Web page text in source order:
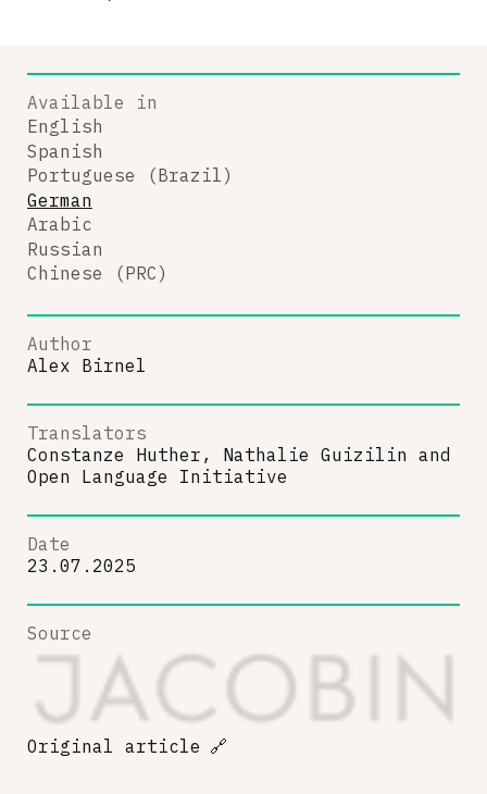
Available in
English
Spanish
Portuguese (Brazil)
German
Arabic
Russian
Chinese (PRC)
Author
Alex Birnel
Translators
Constanze Huther, Nathalie Guizilin and
Open Language Initiative
Date
23.07.2025
Source
Original article 🔗